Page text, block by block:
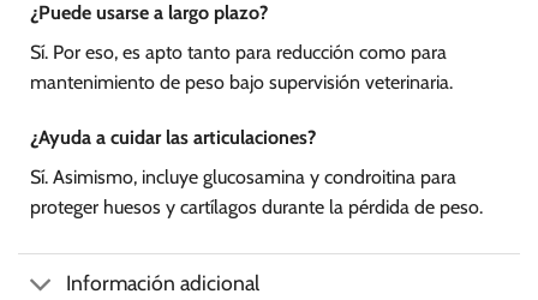
¿Puede usarse a largo plazo?
Sí. Por eso, es apto tanto para reducción como para
mantenimiento de peso bajo supervisión veterinaria.
¿Ayuda a cuidar las articulaciones?
Sí. Asimismo, incluye glucosamina y condroitina para
proteger huesos y cartílagos durante la pérdida de peso.
Información adicional